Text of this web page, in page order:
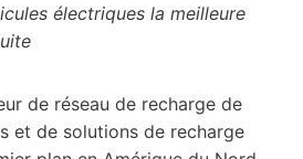
électriques la meilleure
de réseau de recharge de
et de solutions de recharge